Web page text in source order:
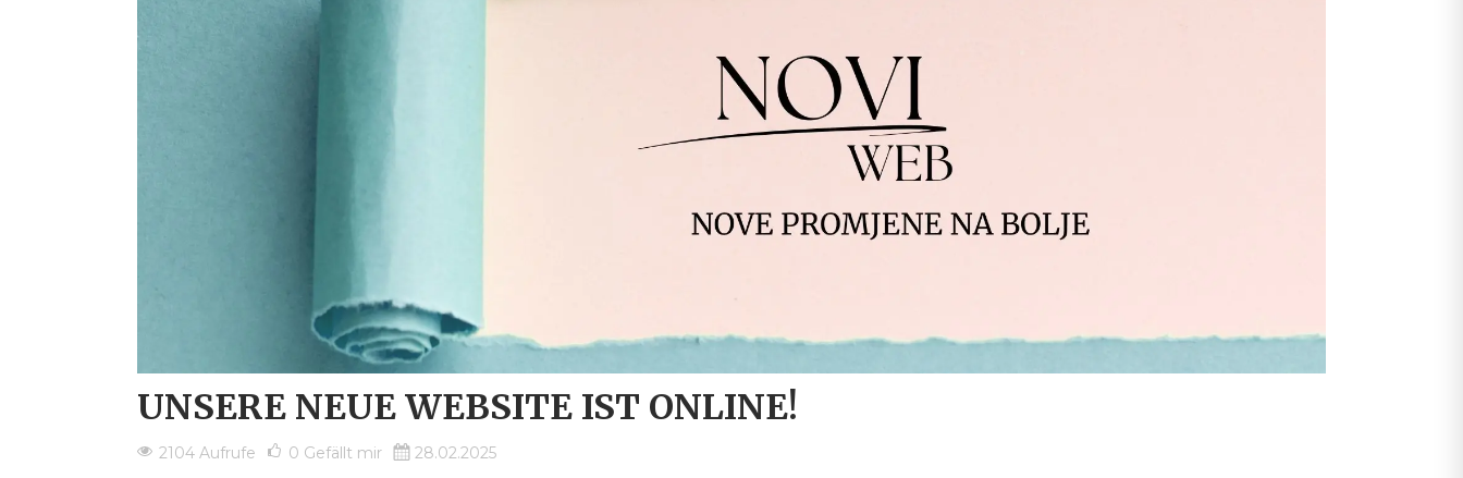
UNSERE NEUE WEBSITE IST ONLINE!
2104 Aufrufe 0 Gefällt mir 28.02.2025